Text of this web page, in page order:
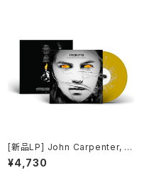
[新品LP] John Carpenter, C
ody Carpenter & Daniel Da
vies ? Firestarter (Original
¥4,730